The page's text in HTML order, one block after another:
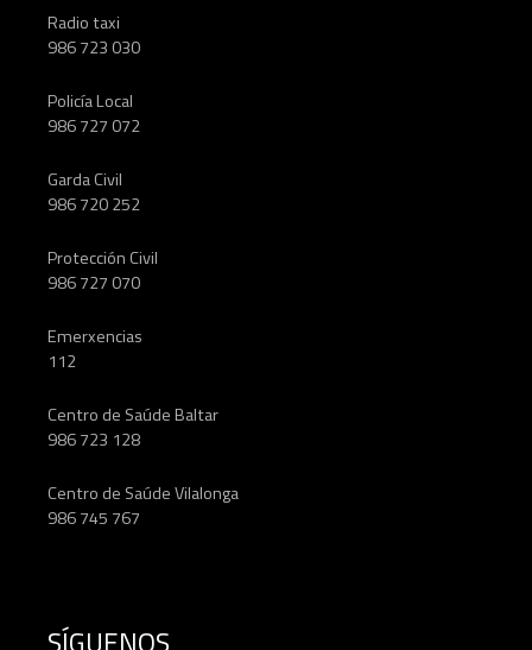
Radio taxi
986 723 030
Policía Local
986 727 072
Garda Civil
986 720 252
Protección Civil
986 727 070
Emerxencias
112
Centro de Saúde Baltar
986 723 128
Centro de Saúde Vilalonga
986 745 767